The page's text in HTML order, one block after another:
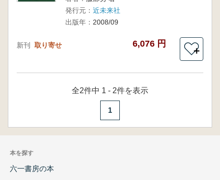
発行元： 近未来社
出版年： 2008/09
新刊 取り寄せ 6,076 円
＋
全2件中 1 - 2件を表示
1
本を探す
六一書房の本